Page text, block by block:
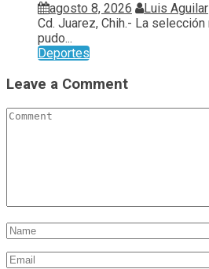
agosto 8, 2026 Luis Aguilar
Cd. Juarez, Chih.- La
pudo...
Deportes
Leave a Comment